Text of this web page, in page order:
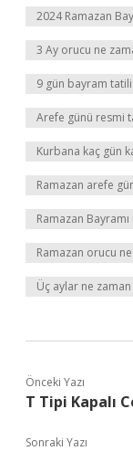
2024 Ramazan
3 Ay orucu ne
9 gün bayram
Arefe günü resmi
Kurbana kaç gün
Ramazan arefe
Ramazan
Ramazan orucu
Üç aylar ne
Önceki Yazı
T Tipi Kapalı
Sonraki Yazı